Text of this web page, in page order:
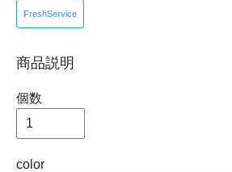
FreshService
商品説明
個数
color